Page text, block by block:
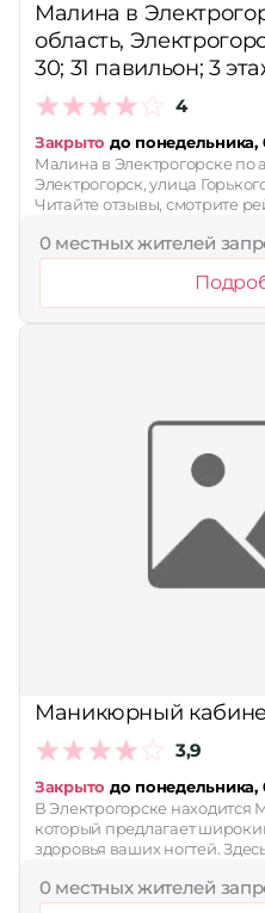
Малина в
область,
30; 31 павильон; 3
4
Закрыто до понедельника,
Малина в Электрогорске по
Электрогорск, улица
Читайте отзывы, смотрите
0 местных жителей
Маникюрный
3,9
Закрыто до понедельника,
В Электрогорске
который предлагает
здоровья ваших ногтей.
0 местных жителей